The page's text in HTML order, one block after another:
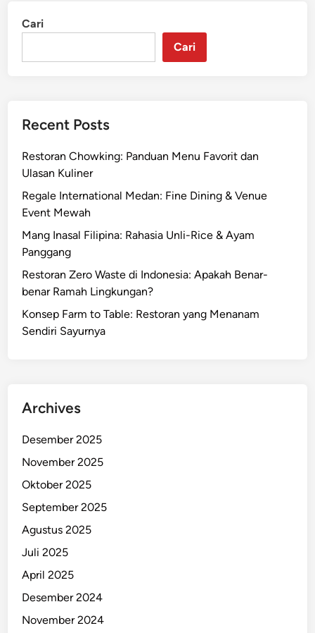
Cari
Cari
Recent Posts
Restoran Chowking: Panduan Menu Favorit dan
Ulasan Kuliner
Regale International Medan: Fine Dining & Venue
Event Mewah
Mang Inasal Filipina: Rahasia Unli-Rice & Ayam
Panggang
Restoran Zero Waste di Indonesia: Apakah Benar-
benar Ramah Lingkungan?
Konsep Farm to Table: Restoran yang Menanam
Sendiri Sayurnya
Archives
Desember 2025
November 2025
Oktober 2025
September 2025
Agustus 2025
Juli 2025
April 2025
Desember 2024
November 2024